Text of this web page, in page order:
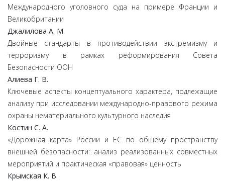
Международного уголовного суда на примере Франции и
Великобритании
Джалилова А. М.
Двойные стандарты в противодействии экстремизму и
терроризму в рамках реформирования Совета
Безопасности ООН
Алиева Г. В.
Ключевые аспекты концептуального характера, подлежащие
анализу при исследовании международно-правового режима
охраны нематериального культурного наследия
Костин С. А.
«Дорожная карта» России и ЕС по общему пространству
внешней безопасности: анализ реализованных совместных
мероприятий и практическая «правовая» ценность
Крымская К. В.